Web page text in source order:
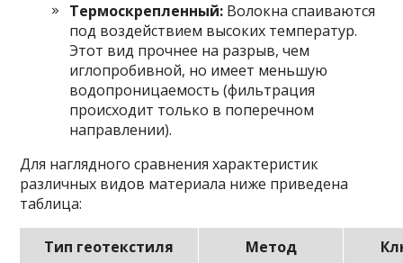
Термоскрепленный: Волокна спаиваются
под воздействием высоких температур.
Этот вид прочнее на разрыв, чем
иглопробивной, но имеет меньшую
водопроницаемость (фильтрация
происходит только в поперечном
направлении).
Для наглядного сравнения характеристик
различных видов материала ниже приведена
таблица:
Тип геотекстиля
Метод